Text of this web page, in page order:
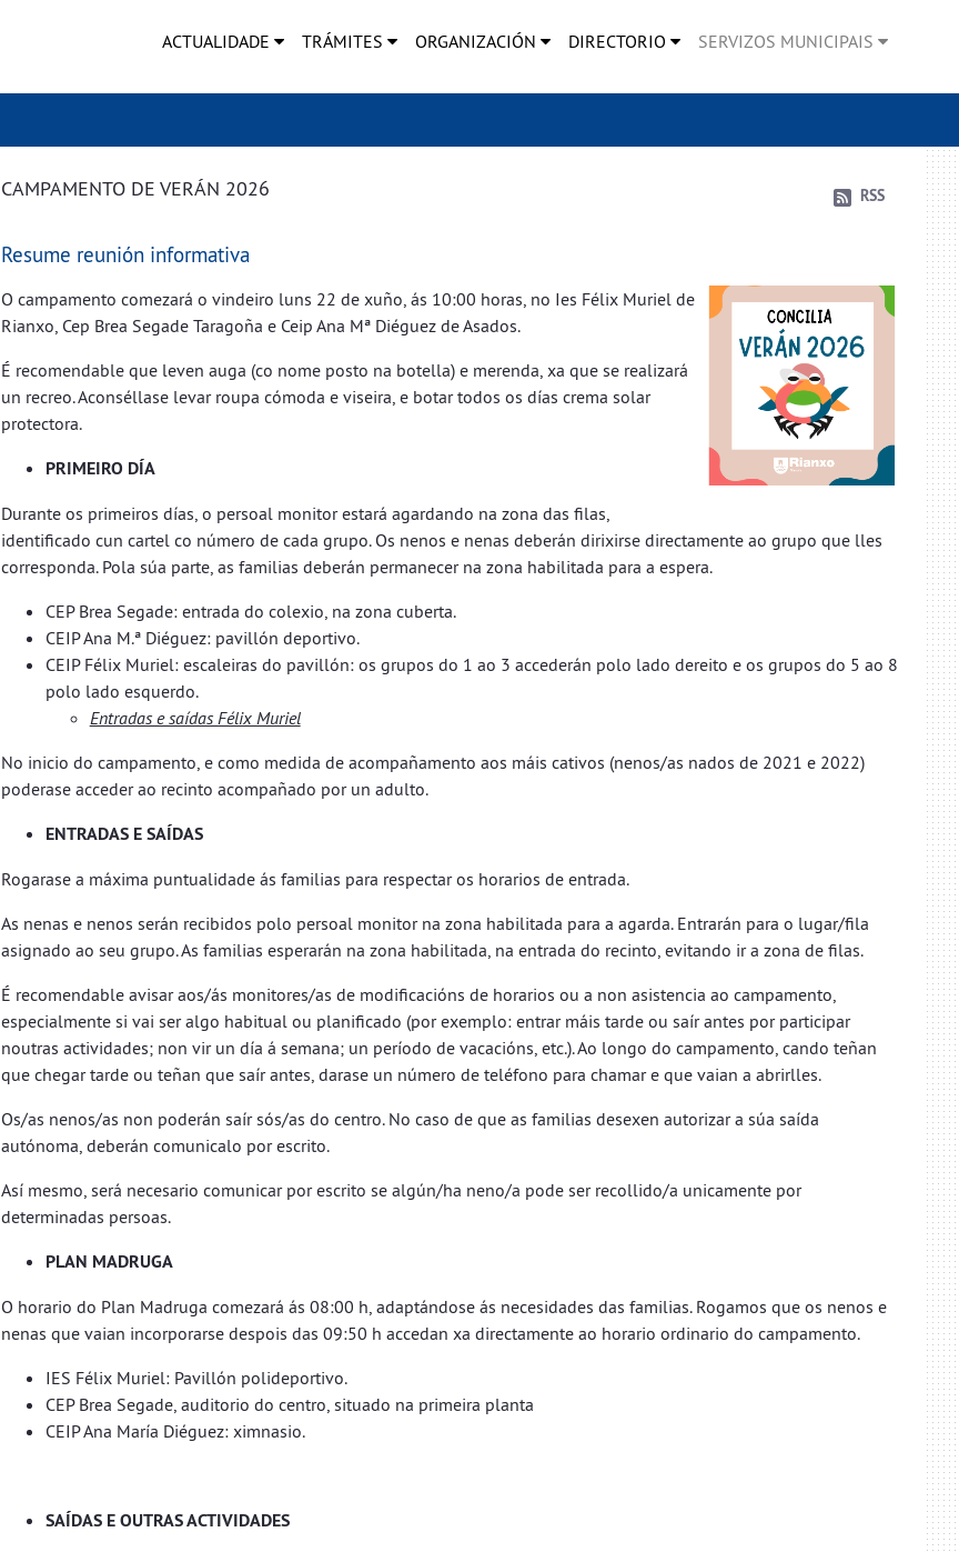
ACTUALIDADE TRÁMITES ORGANIZACIÓN DIRECTORIO SERVIZOS MUNICIPAIS
CAMPAMENTO DE VERÁN 2026 RSS
Resume reunión informativa
O campamento comezará o vindeiro luns 22 de xuño, ás 10:00 horas, no Ies Félix Muriel de
Rianxo, Cep Brea Segade Taragoña e Ceip Ana Mª Diéguez de Asados.
É recomendable que leven auga (co nome posto na botella) e merenda, xa que se realizará
un recreo. Aconséllase levar roupa cómoda e viseira, e botar todos os días crema solar
protectora.
PRIMEIRO DÍA
Durante os primeiros días, o persoal monitor estará agardando na zona das filas,
identificado cun cartel co número de cada grupo. Os nenos e nenas deberán dirixirse directamente ao grupo que lles
corresponda. Pola súa parte, as familias deberán permanecer na zona habilitada para a espera.
CEP Brea Segade: entrada do colexio, na zona cuberta.
CEIP Ana M.ª Diéguez: pavillón deportivo.
CEIP Félix Muriel: escaleiras do pavillón: os grupos do 1 ao 3 accederán polo lado dereito e os grupos do 5 ao 8
polo lado esquerdo.
Entradas e saídas Félix Muriel
No inicio do campamento, e como medida de acompañamento aos máis cativos (nenos/as nados de 2021 e 2022)
poderase acceder ao recinto acompañado por un adulto.
ENTRADAS E SAÍDAS
Rogarase a máxima puntualidade ás familias para respectar os horarios de entrada.
As nenas e nenos serán recibidos polo persoal monitor na zona habilitada para a agarda. Entrarán para o lugar/fila
asignado ao seu grupo. As familias esperarán na zona habilitada, na entrada do recinto, evitando ir a zona de filas.
É recomendable avisar aos/ás monitores/as de modificacións de horarios ou a non asistencia ao campamento,
especialmente si vai ser algo habitual ou planificado (por exemplo: entrar máis tarde ou saír antes por participar
noutras actividades; non vir un día á semana; un período de vacacións, etc.). Ao longo do campamento, cando teñan
que chegar tarde ou teñan que saír antes, darase un número de teléfono para chamar e que vaian a abrirlles.
Os/as nenos/as non poderán saír sós/as do centro. No caso de que as familias desexen autorizar a súa saída
autónoma, deberán comunicalo por escrito.
Así mesmo, será necesario comunicar por escrito se algún/ha neno/a pode ser recollido/a unicamente por
determinadas persoas.
​​​​​​​PLAN MADRUGA
O horario do Plan Madruga comezará ás 08:00 h, adaptándose ás necesidades das familias. Rogamos que os nenos e
nenas que vaian incorporarse despois das 09:50 h accedan xa directamente ao horario ordinario do campamento.
IES Félix Muriel: Pavillón polideportivo.
CEP Brea Segade, auditorio do centro, situado na primeira planta
CEIP Ana María Diéguez: ximnasio.
SAÍDAS E OUTRAS ACTIVIDADES